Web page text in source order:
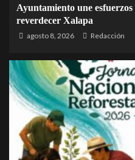
Ayuntamiento une
reverdecer Xalapa
agosto 8, 2026 Redacción